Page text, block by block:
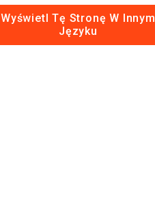
Wyświetl Tę Stronę W Innym
Języku